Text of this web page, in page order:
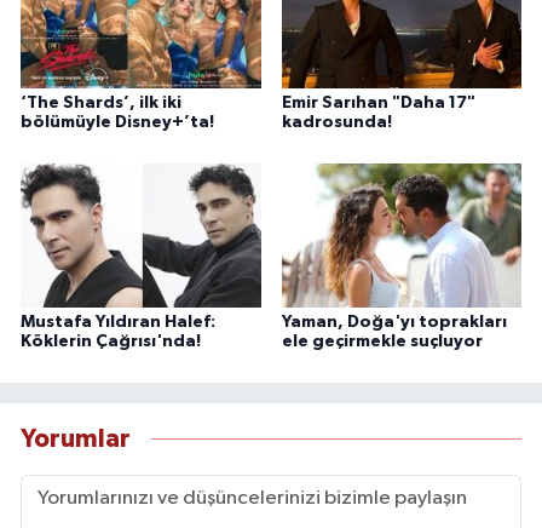
‘The Shards’, ilk iki
bölümüyle Disney+’ta!
Emir Sarıhan "Daha 17"
kadrosunda!
Mustafa Yıldıran Halef:
Köklerin Çağrısı'nda!
Yaman, Doğa'yı toprakları
ele geçirmekle suçluyor
Yorumlar